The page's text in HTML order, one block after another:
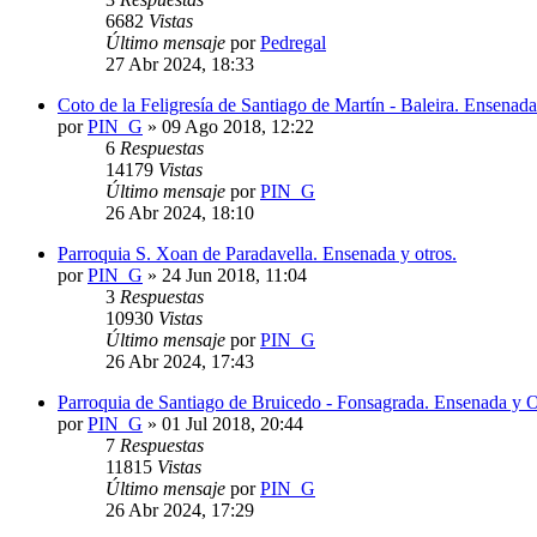
6682 Vistas
Último mensaje porPedregal
27 Abr 2024, 18:33
Coto de la Feligresía de Santiago de Martín - Baleira.
porPIN_G » 09 Ago 2018, 12:22
6 Respuestas
14179 Vistas
Último mensaje porPIN_G
26 Abr 2024, 18:10
Parroquia S. Xoan de Paradavella. Ensenada y otros.
porPIN_G » 24 Jun 2018, 11:04
3 Respuestas
10930 Vistas
Último mensaje porPIN_G
26 Abr 2024, 17:43
Parroquia de Santiago de Bruicedo - Fonsagrada. Ensenada y
porPIN_G » 01 Jul 2018, 20:44
7 Respuestas
11815 Vistas
Último mensaje porPIN_G
26 Abr 2024, 17:29